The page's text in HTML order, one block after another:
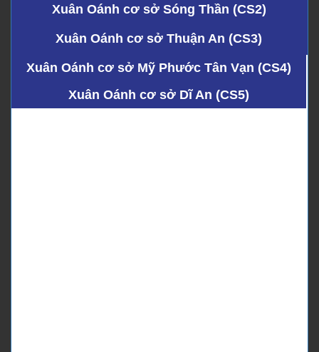
Xuân Oánh cơ sở Sóng Thần (CS2)
Xuân Oánh cơ sở Thuận An (CS3)
Xuân Oánh cơ sở Mỹ Phước Tân Vạn (CS4)
Xuân Oánh cơ sở Dĩ An (CS5)